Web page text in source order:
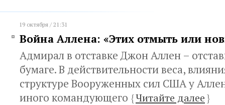
19 октября / 21:31
Война Аллена: «Этих отмыть или
Адмирал в отставке Джон Аллен –
бумаге. В действительности веса,
структуре Вооруженных сил США у
иного командующего {Читайте далее}